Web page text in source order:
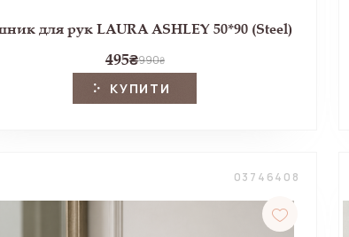
для рук LAURA ASHLEY 50*90 (Steel)
495₴990₴
КУПИТИ
03746408